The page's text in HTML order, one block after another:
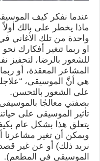
عندما نفكر كيف
ماذا يخطر على بالك
واحدة من تلك الأغاني
او ربما تتغير أفكارك
للشعور بالرضا،
المشاعر المعقدة، أو
هي أنَّ الموسيقى،
على الشعور بالتحسن.
بصفتي معالجًا
تأثير الموسيقى على
يتعلق هذا بشكل عام
ويمكن أن تغير مشاعرنا
نريد ذلك) أو عن غير
الموسيقى في المطعم).